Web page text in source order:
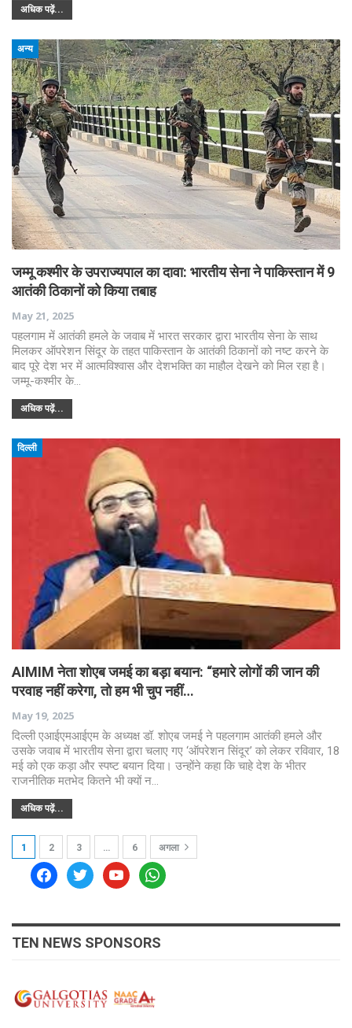
अधिक पढ़ें...
अन्य
जम्मू कश्मीर के उपराज्यपाल का दावा: भारतीय सेना ने पाकिस्तान में 9
आतंकी ठिकानों को किया तबाह
May 21, 2025
पहलगाम में आतंकी हमले के जवाब में भारत सरकार द्वारा भारतीय सेना के साथ
मिलकर ऑपरेशन सिंदूर के तहत पाकिस्तान के आतंकी ठिकानों को नष्ट करने के
बाद पूरे देश भर में आत्मविश्वास और देशभक्ति का माहौल देखने को मिल रहा है।
जम्मू-कश्मीर के…
अधिक पढ़ें...
दिल्ली
AIMIM नेता शोएब जमई का बड़ा बयान: “हमारे लोगों की जान की
परवाह नहीं करेगा, तो हम भी चुप नहीं…
May 19, 2025
दिल्ली एआईएमआईएम के अध्यक्ष डॉ. शोएब जमई ने पहलगाम आतंकी हमले और
उसके जवाब में भारतीय सेना द्वारा चलाए गए ‘ऑपरेशन सिंदूर’ को लेकर रविवार, 18
मई को एक कड़ा और स्पष्ट बयान दिया। उन्होंने कहा कि चाहे देश के भीतर
राजनीतिक मतभेद कितने भी क्यों न…
अधिक पढ़ें...
1 2 3 … 6 अगला
facebooktwitteryoutubewhatsapp
TEN NEWS SPONSORS